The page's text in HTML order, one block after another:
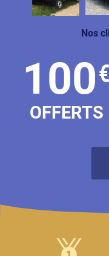
Nos
100€
OFFERTS